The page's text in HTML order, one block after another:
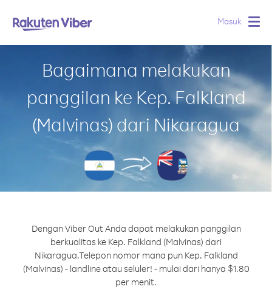
Masuk
Bagaimana melakukan
panggilan ke Kep. Falkland
(Malvinas) dari Nikaragua
Dengan Viber Out Anda dapat melakukan panggilan
berkualitas ke Kep. Falkland (Malvinas) dari
Nikaragua.Telepon nomor mana pun Kep. Falkland
(Malvinas) - landline atau seluler! - mulai dari hanya $1.80
per menit.